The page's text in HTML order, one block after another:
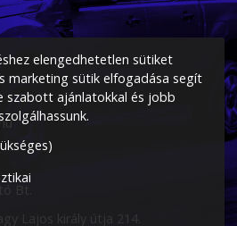
Bt.
Lajos király útja 214.
elengedhetetlen sütiket
marketing sütik elfogadása segít
szabott ajánlatokkal és jobb